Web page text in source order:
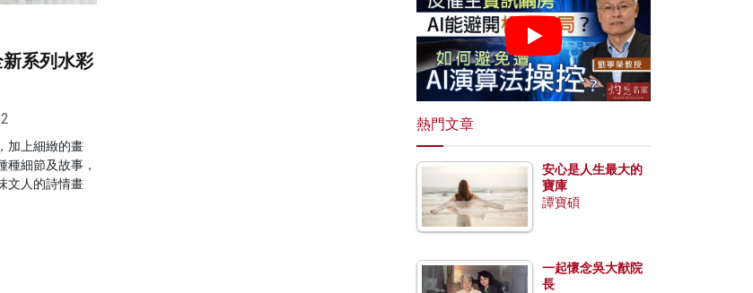
系列水彩
加上細緻的畫
種細節及故事，
文人的詩情畫
熱門文章
安心是人生最大的
寶庫
譚寶碩
一起懷念吳大猷院
長